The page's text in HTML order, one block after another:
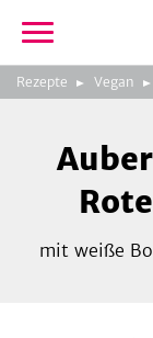
Rezepte Vegan
mit weiße